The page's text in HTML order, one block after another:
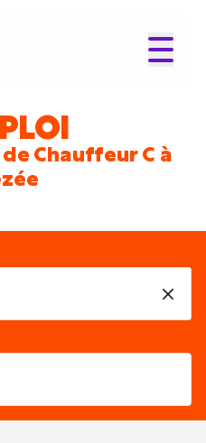
Chauffeur C à